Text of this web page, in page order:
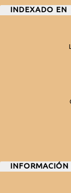
INDEXADO EN
INFORMACIÓN